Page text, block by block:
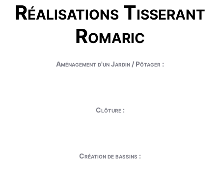
Réalisations Tisserant
Romaric
Aménagement d'un Jardin / Pôtager :
Clôture :
Création de bassins :